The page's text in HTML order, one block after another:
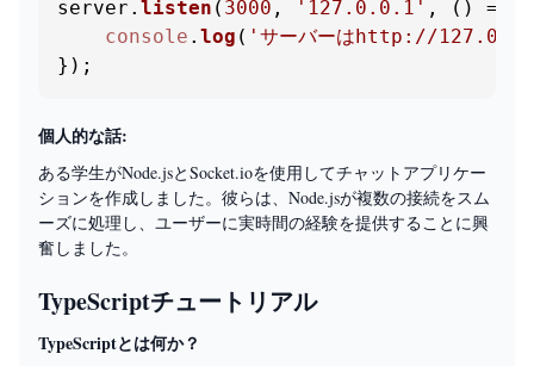
server. listen ( 3000 , '127.0.0.1' , () =>
console . log ( 'サーバーはhttp://
});
個人的な話:
ある学生がNode.jsとSocket.ioを使用してチャットアプリケー
ションを作成しました。彼らは、Node.jsが複数の接続をスム
ーズに処理し、ユーザーに実時間の経験を提供することに興
奮しました。
TypeScriptチュートリアル
TypeScriptとは何か？